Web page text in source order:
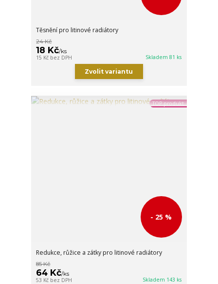
Těsnění pro litinové radiátory
24 Kč
18 Kč/ks
15 Kč bez DPH Skladem 81 ks
Zvolit variantu
TOP produkt
- 25 %
Redukce, růžice a zátky pro litinové radiátory
85 Kč
64 Kč/ks
53 Kč bez DPH Skladem 143 ks